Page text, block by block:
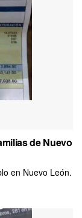
de Nuevo
en Nuevo León.